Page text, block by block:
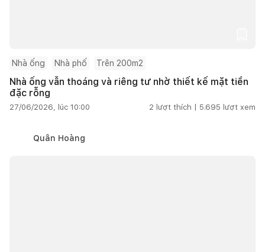
Nhà ống Nhà phố Trên 200m2
Nhà ống vẫn thoáng và riêng tư nhờ thiết kế mặt tiền
đặc rỗng
27/06/2026, lúc 10:00 2 lượt thích | 5.695 lượt xem
Quân Hoàng